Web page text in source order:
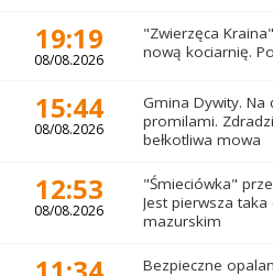
19:19
08/08.2026
"Zwierzęca
nową kociarnię.
15:44
08/08.2026
Gmina Dywity. Na
promilami.
bełkotliwa mowa
12:53
08/08.2026
"Śmieciówka"
Jest pierwsza
mazurskim
Bezpieczne